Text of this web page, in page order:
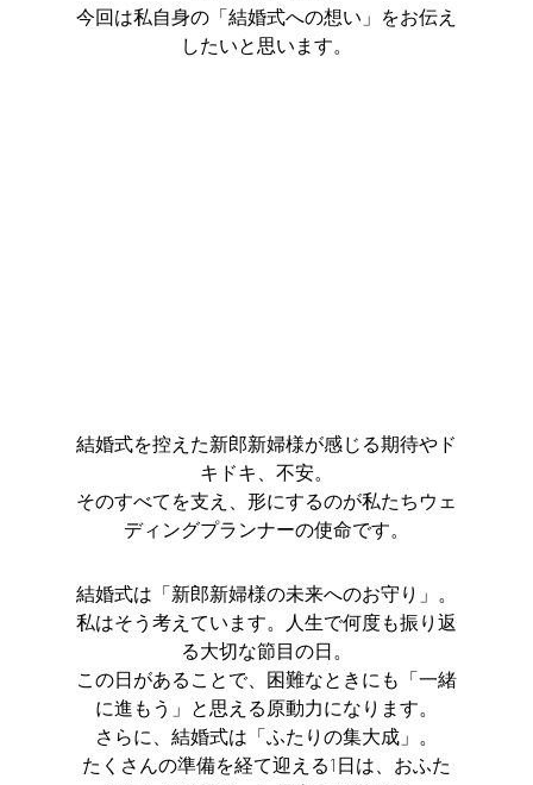
今回は私自身の「結婚式への想い」をお伝え
したいと思います。
結婚式を控えた新郎新婦様が感じる期待やド
キドキ、不安。
そのすべてを支え、形にするのが私たちウェ
ディングプランナーの使命です。
結婚式は「新郎新婦様の未来へのお守り」。
私はそう考えています。人生で何度も振り返
る大切な節目の日。
この日があることで、困難なときにも「一緒
に進もう」と思える原動力になります。
さらに、結婚式は「ふたりの集大成」。
たくさんの準備を経て迎える1日は、おふた